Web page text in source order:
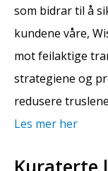
som bidrar til å
kundene våre,
mot feilaktige
strategiene og
redusere
Les mer her